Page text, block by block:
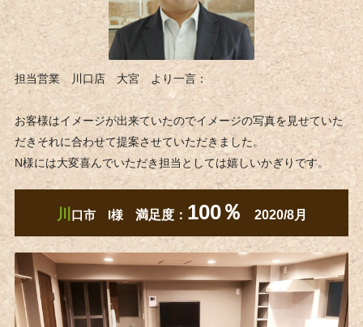
担当営業 川口店 大宮 より一言：
お客様はイメージが出来ていたのでイメージの写真を見せていた
だきそれに合わせて提案させていただきました。
N様には大変喜んでいただき担当としては嬉しいかぎりです。
川 口市 I様 満足度： 100％ 2020/8月